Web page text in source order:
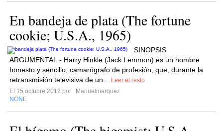
En bandeja de plata (The fortune
cookie; U.S.A., 1965)
SINOPSIS
ARGUMENTAL.- Harry Hinkle (Jack Lemmon) es un hombre
honesto y sencillo, camarógrafo de profesión, que, durante la
retransmisión televisiva de un...
Leer el resto
El 15 octubre 2012 por
Manuelmarquez
NONE